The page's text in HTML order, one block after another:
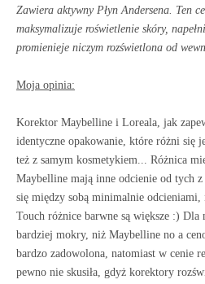
Zawiera aktywny Płyn Andersena. Ten
maksymalizuje roświetlenie skóry,
promienieje niczym rozświetlona od
Moja opinia:
Korektor Maybelline i Loreala, jak
identyczne opakowanie, które różni się
też z samym kosmetykiem... Różnica
Maybelline mają inne odcienie od tych
się między sobą minimalnie
Touch różnice barwne są większe :) Dla
bardziej mokry, niż Maybelline no a
bardzo zadowolona, natomiast w cenie
pewno nie skusiła, gdyż korektory